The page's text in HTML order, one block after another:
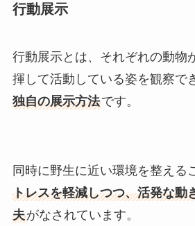
行動展示
行動展示とは、それぞれの動物
揮して活動している姿を観察で
独自の展示方法です。
同時に野生に近い環境を整える
トレスを軽減しつつ、活発な動
夫がなされています。